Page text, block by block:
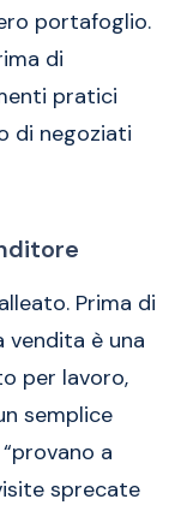
portafoglio.
di
pratici
di negoziati
Prima di
vendita è una
per lavoro,
semplice
a
sprecate